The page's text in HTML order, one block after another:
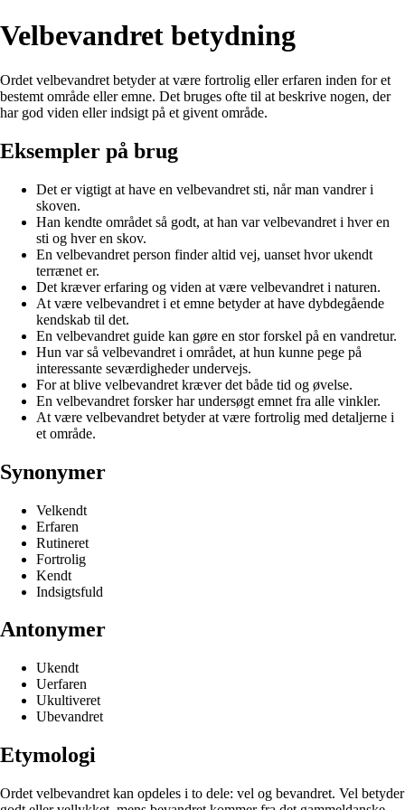
Velbevandret betydning
Ordet velbevandret betyder at være fortrolig eller erfaren inden for et
bestemt område eller emne. Det bruges ofte til at beskrive nogen, der
har god viden eller indsigt på et givent område.
Eksempler på brug
Det er vigtigt at have en velbevandret sti, når man vandrer i
skoven.
Han kendte området så godt, at han var velbevandret i hver en
sti og hver en skov.
En velbevandret person finder altid vej, uanset hvor ukendt
terrænet er.
Det kræver erfaring og viden at være velbevandret i naturen.
At være velbevandret i et emne betyder at have dybdegående
kendskab til det.
En velbevandret guide kan gøre en stor forskel på en vandretur.
Hun var så velbevandret i området, at hun kunne pege på
interessante seværdigheder undervejs.
For at blive velbevandret kræver det både tid og øvelse.
En velbevandret forsker har undersøgt emnet fra alle vinkler.
At være velbevandret betyder at være fortrolig med detaljerne i
et område.
Synonymer
Velkendt
Erfaren
Rutineret
Fortrolig
Kendt
Indsigtsfuld
Antonymer
Ukendt
Uerfaren
Ukultiveret
Ubevandret
Etymologi
Ordet velbevandret kan opdeles i to dele: vel og bevandret. Vel betyder